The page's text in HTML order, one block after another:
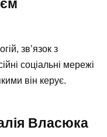
зв’язок з
соціальні мережі
він керує.
Власюка